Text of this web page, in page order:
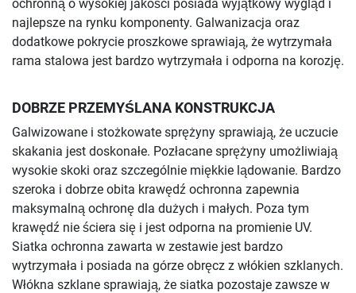
ochronną o wysokiej jakości posiada wyjątkowy wygląd i
najlepsze na rynku komponenty. Galwanizacja oraz
dodatkowe pokrycie proszkowe sprawiają, że wytrzymała
rama stalowa jest bardzo wytrzymała i odporna na korozję.
DOBRZE PRZEMYŚLANA KONSTRUKCJA
Galwizowane i stożkowate sprężyny sprawiają, że uczucie
skakania jest doskonałe. Pozłacane sprężyny umożliwiają
wysokie skoki oraz szczególnie miękkie lądowanie. Bardzo
szeroka i dobrze obita krawędź ochronna zapewnia
maksymalną ochronę dla dużych i małych. Poza tym
krawędź nie ściera się i jest odporna na promienie UV.
Siatka ochronna zawarta w zestawie jest bardzo
wytrzymała i posiada na górze obręcz z włókien szklanych.
Włókna szklane sprawiają, że siatka pozostaje zawsze w